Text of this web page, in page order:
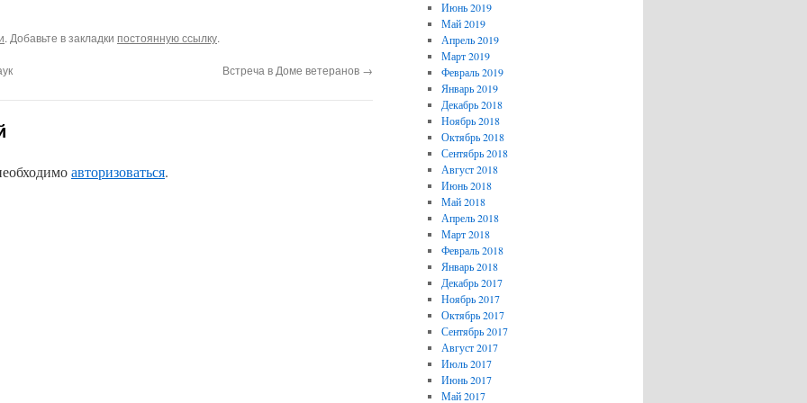
. Добавьте в закладки постоянную ссылку.
Встреча в Доме ветеранов →
авторизоваться.
Июнь 2019
Май 2019
Апрель 2019
Март 2019
Февраль 2019
Январь 2019
Декабрь 2018
Ноябрь 2018
Октябрь 2018
Сентябрь 2018
Август 2018
Июнь 2018
Май 2018
Апрель 2018
Март 2018
Февраль 2018
Январь 2018
Декабрь 2017
Ноябрь 2017
Октябрь 2017
Сентябрь 2017
Август 2017
Июль 2017
Июнь 2017
Май 2017